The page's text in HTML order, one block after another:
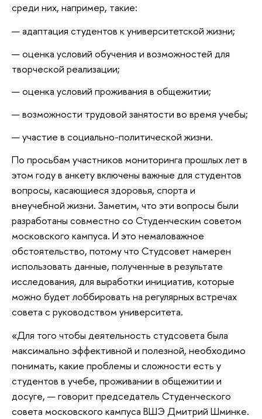
среди них, например, такие:
адаптация студентов к университетской жизни;
оценка условий обучения и возможностей для
творческой реализации;
оценка условий проживания в общежитии;
возможности трудовой занятости во время учебы;
участие в социально-политической жизни.
По просьбам участников мониторинга прошлых лет в
этом году в анкету включены важные для студентов
вопросы, касающиеся здоровья, спорта и
внеучебной жизни. Заметим, что эти вопросы были
разработаны совместно со Студенческим советом
московского кампуса. И это немаловажное
обстоятельство, потому что Студсовет намерен
использовать данные, полученные в результате
исследования, для выработки инициатив, которые
можно будет лоббировать на регулярных встречах
совета с руководством университета.
«Для того чтобы деятельность студсовета была
максимально эффективной и полезной, необходимо
понимать, какие проблемы и сложности есть у
студентов в учебе, проживании в общежитии и
досуге, — говорит председатель Студенческого
совета московского кампуса ВШЭ Дмитрий Шминке.